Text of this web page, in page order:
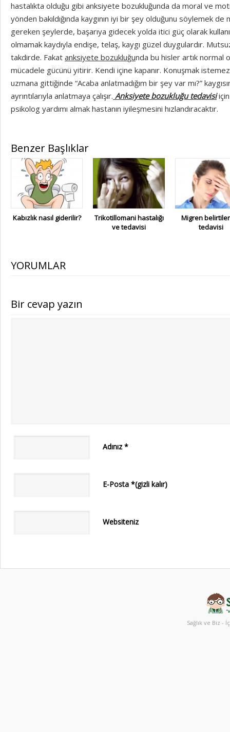
hastalıkta olduğu gibi anksiyete bozukluğunda da moral ve
yönden bakıldığında kaygının iyi bir şey olduğunu söylemek
gereken şeylerde, başarıya gidecek yolda itici güç olarak
olmamak kaydıyla endişe, telaş, kaygı güzel duygulardır.
takdirde. Fakat anksiyete bozukluğunda bu hisler artık normal
mücadele gücünü yitirir. Kendi içine kapanır. Konuşmak
uzmana gittiğinde “Acaba anlatmadığım bir şey var mı?”
ayrıntılarıyla anlatmaya çalışır. Anksiyete bozukluğu tedavisi
psikolog yardımı almak hastanın iyileşmesini hızlandıracaktır.
Benzer Başlıklar
Kabızlık nasıl giderilir?
Trikotillomani hastalığı
ve tedavisi
Migren
tedavisi
YORUMLAR
Bir cevap yazın
Adınız*
E-Posta *(gizli kalır)
Websiteniz
Sağlık ve Biz -